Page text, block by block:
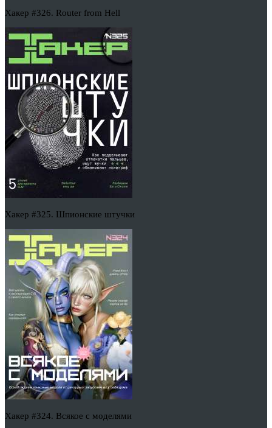
Хакер #326. Router from Hell
Хакер #325. Шпионские штучки
Хакер #324. Всякое с моделями